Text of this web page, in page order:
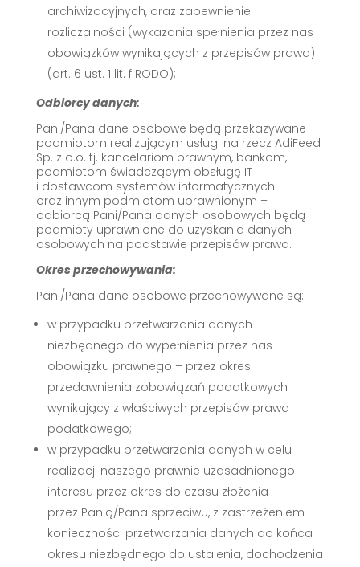
archiwizacyjnych, oraz zapewnienie
rozliczalności (wykazania spełnienia przez nas
obowiązków wynikających z przepisów prawa)
(art. 6 ust. 1 lit. f RODO);
Odbiorcy danych:
Pani/Pana dane osobowe będą przekazywane
podmiotom realizującym usługi na rzecz AdiFeed
Sp. z o.o. tj. kancelariom prawnym, bankom,
podmiotom świadczącym obsługę IT
i dostawcom systemów informatycznych
oraz innym podmiotom uprawnionym –
odbiorcą Pani/Pana danych osobowych będą
podmioty uprawnione do uzyskania danych
osobowych na podstawie przepisów prawa.
Okres przechowywania:
Pani/Pana dane osobowe przechowywane są:
w przypadku przetwarzania danych
niezbędnego do wypełnienia przez nas
obowiązku prawnego – przez okres
przedawnienia zobowiązań podatkowych
wynikający z właściwych przepisów prawa
podatkowego;
w przypadku przetwarzania danych w celu
realizacji naszego prawnie uzasadnionego
interesu przez okres do czasu złożenia
przez Panią/Pana sprzeciwu, z zastrzeżeniem
konieczności przetwarzania danych do końca
okresu niezbędnego do ustalenia, dochodzenia